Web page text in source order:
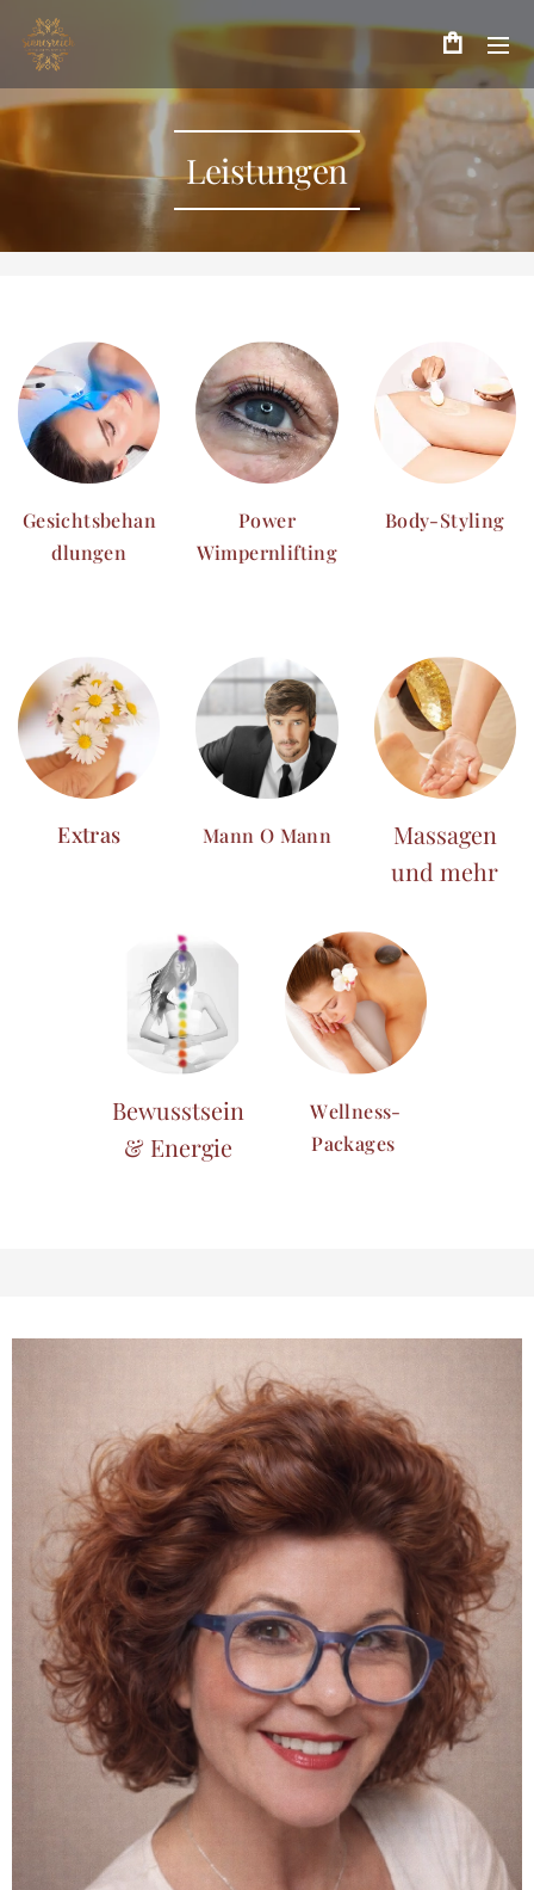
Leistungen
Gesichtsbehan
dlungen
Power
Wimpernlifting
Body-Styling
Extras Mann O Mann
Massagen
und mehr
Bewusstsein
& Energie
Wellness-
Packages